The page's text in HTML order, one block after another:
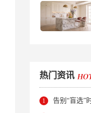
热门资讯